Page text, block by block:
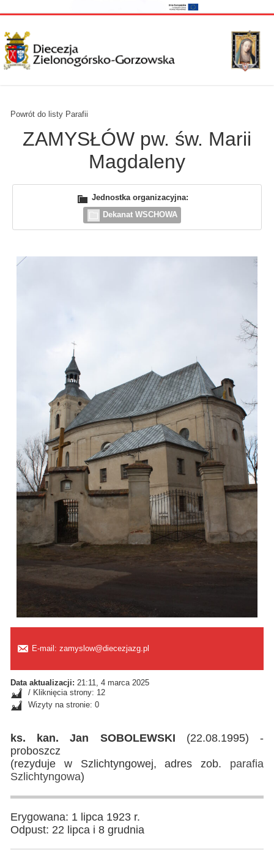
Powrót do listy Parafii
ZAMYSŁÓW pw. św. Marii
Magdaleny
Jednostka organizacyjna:
Dekanat WSCHOWA
E-mail: zamyslow@diecezjazg.pl
Data aktualizacji: 21:11, 4 marca 2025
/ Kliknięcia strony: 12
Wizyty na stronie: 0
ks. kan. Jan SOBOLEWSKI (22.08.1995) -
proboszcz
(rezyduje w Szlichtyngowej, adres zob. parafia
Szlichtyngowa)
Erygowana: 1 lipca 1923 r.
Odpust: 22 lipca i 8 grudnia